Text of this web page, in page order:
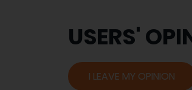
USERS'
I LEAVE MY OPINION